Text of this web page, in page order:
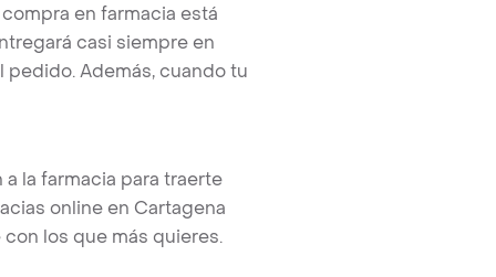
en farmacia está
casi siempre en
Además, cuando tu
la farmacia para traerte
online en Cartagena
los que más quieres.